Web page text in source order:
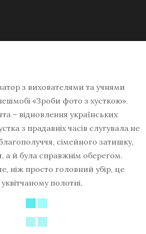
з вихователями та учнями
«Зроби фото з хусткою».
– відновлення українських
з прадавніх часів слугувала не
сімейного затишку,
а й була справжнім оберегом.
ніж просто головний убір, це
полотні.